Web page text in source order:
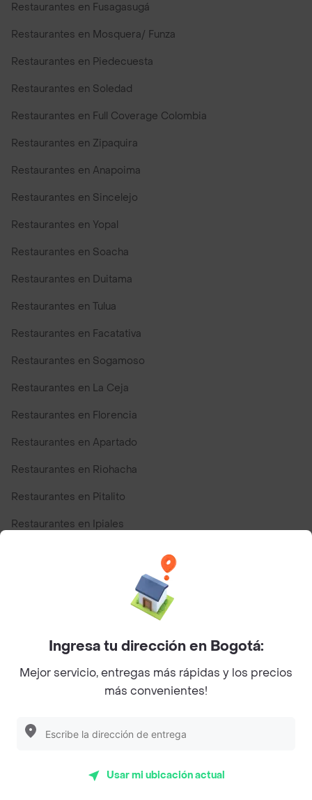
Restaurantes en Fusagasugá
Restaurantes en Mosquera/ Funza
Restaurantes en Piedecuesta
Restaurantes en Soledad
Restaurantes en Full Coverage Colombia
Restaurantes en Zipaquira
Restaurantes en Anapoima
Restaurantes en Sincelejo
Restaurantes en Yopal
Restaurantes en Soacha
Restaurantes en Duitama
Restaurantes en Tulua
Restaurantes en Facatativa
Restaurantes en Sogamoso
Restaurantes en La Ceja
Restaurantes en Florencia
Restaurantes en Apartado
Restaurantes en Riohacha
Restaurantes en Pitalito
Restaurantes en Ipiales
Top Marcas y Cadenas de Restaurantes
Encuéntranos en estos países
App Store Google play
Restaurantes cerca de mi para pedir Comida a Domicilio -
Ingresa tu dirección en Bogotá:
Mejor servicio, entregas más rápidas y los precios
más convenientes!
Usar mi ubicación actual